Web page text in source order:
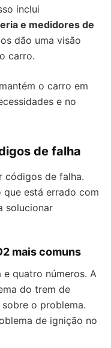
inclui
e medidores de
dão uma visão
carro.
o carro em
e no
de falha
códigos de falha.
que está errado com
solucionar
mais comuns
e quatro números. A
do trem de
o problema.
de ignição no